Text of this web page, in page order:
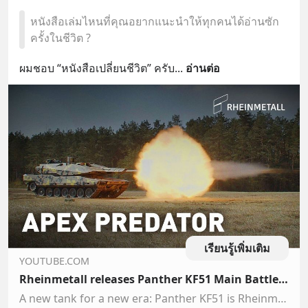
หนังสือเล่มไหนที่คุณอยากแนะนำให้ทุกคนได้อ่านซัก
ครั้งในชีวิต ?
ผมชอบ “หนังสือเปลี่ยนชีวิต” ครับ... อ่านต่อ
เรียนรู้เพิ่มเติม
YOUTUBE.COM
Rheinmetall releases Panther KF51 Main Battle Tank
A new tank for a new era: Panther KF51 is Rheinmetall’s new main battle tank, setting unprecedented standards in lethality, protection, survivability, reconn...